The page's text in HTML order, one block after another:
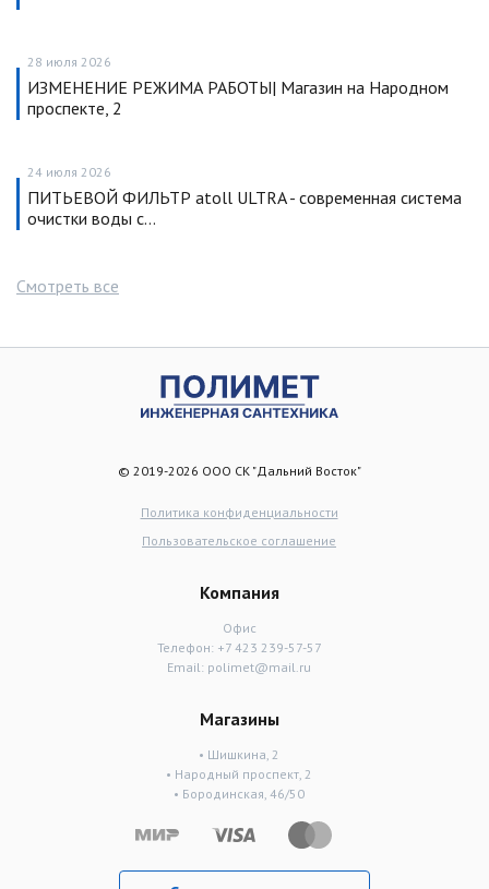
28 июля 2026
ИЗМЕНЕНИЕ РЕЖИМА РАБОТЫ| Магазин на Народном
проспекте, 2
24 июля 2026
ПИТЬЕВОЙ ФИЛЬТР atoll ULTRA - современная система
очистки воды с…
Смотреть все
© 2019-2026 ООО СК "Дальний Восток"
Политика конфиденциальности
Пользовательское соглашение
Компания
Офис
Телефон: +7 423 239-57-57
Email: polimet@mail.ru
Магазины
• Шишкина, 2
• Народный проспект, 2
• Бородинская, 46/50